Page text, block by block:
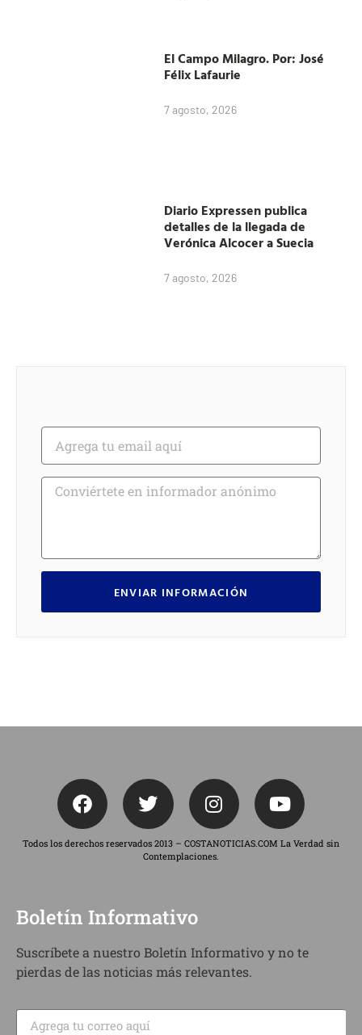
El Campo Milagro. Por: José
Félix Lafaurie
7 agosto, 2026
Diario Expressen publica
detalles de la llegada de
Verónica Alcocer a Suecia
7 agosto, 2026
ENVIAR INFORMACIÓN
Todos los derechos reservados 2013 – COSTANOTICIAS.COM La Verdad sin
Contemplaciones.
Boletín Informativo
Suscríbete a nuestro Boletín Informativo y no te
pierdas de las noticias más relevantes.